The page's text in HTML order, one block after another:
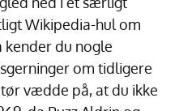
Wikipedia-hul om
du nogle
om tidligere
vædde på, at du ikke